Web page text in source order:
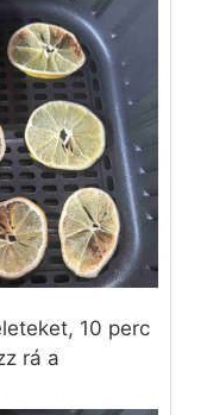
10 perc
rá a